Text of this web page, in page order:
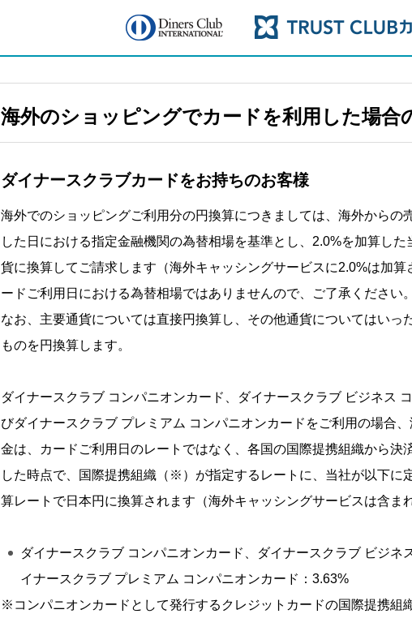
海外のショッピングでカードを利用した場合
ダイナースクラブカードをお持ちのお客様
海外でのショッピングご利用分の円換算につきましては、海外からの
した日における指定金融機関の為替相場を基準とし、2.0%を加算した
貨に換算してご請求します（海外キャッシングサービスに2.0%は加算
ードご利用日における為替相場ではありませんので、ご了承ください。
なお、主要通貨については直接円換算し、その他通貨についてはいっ
ものを円換算します。
ダイナースクラブ コンパニオンカード、ダイナースクラブ ビジネス
びダイナースクラブ プレミアム コンパニオンカードをご利用の場合
金は、カードご利用日のレートではなく、各国の国際提携組織から決
した時点で、国際提携組織（※）が指定するレートに、当社が以下に
算レートで日本円に換算されます（海外キャッシングサービスは含ま
ダイナースクラブ コンパニオンカード、ダイナースクラブ ビジネ
イナースクラブ プレミアム コンパニオンカード：3.63%
※コンパニオンカードとして発行するクレジットカードの国際提携組